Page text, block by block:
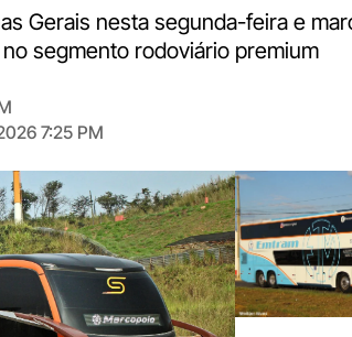
Gerais nesta segunda-feira e
segmento rodoviário premium
7:25 PM
Digite
aqui
o
seu
e-
mail